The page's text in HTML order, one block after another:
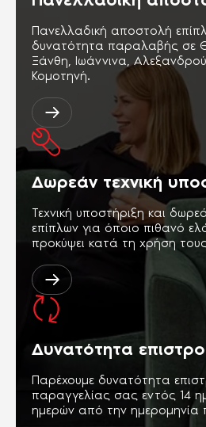
Πανελλαδική αποστολή
δυνατότητα παραλαβής σε
Ξάνθη, Ιωάννινα,
Κομοτηνή.
Δωρεάν τεχνική
Τεχνική υποστήριξη και
επίπλων για όποιο πιθανό
προκύψει κατά τη χρήση
Δυνατότητα
Παρέχουμε δυνατότητα
παραγγελίας σας εντός 14
ημερών από την